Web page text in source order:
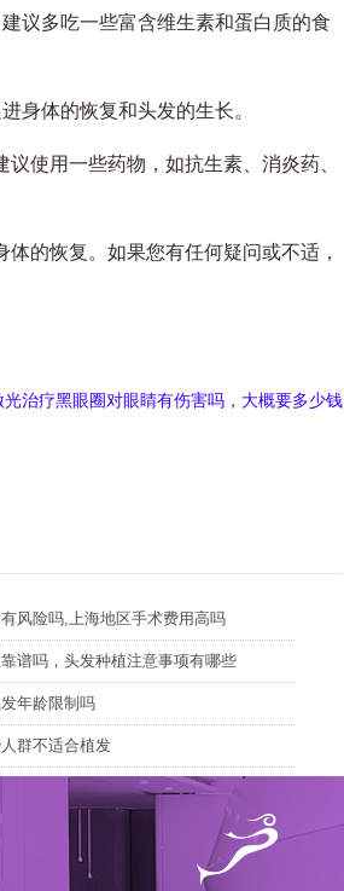
多吃一些富含维生素和蛋白质的食
体的恢复和头发的生长。
使用一些药物，如抗生素、消炎药、
的恢复。如果您有任何疑问或不适，
光治疗黑眼圈对眼睛有伤害吗，大概要多少钱
风险吗,上海地区手术费用高吗
谱吗，头发种植注意事项有哪些
年龄限制吗
群不适合植发